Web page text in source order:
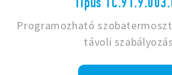
Programozható
távoli